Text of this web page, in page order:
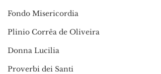
Fondo Misericordia
Plinio Corrêa de Oliveira
Donna Lucilia
Proverbi dei Santi